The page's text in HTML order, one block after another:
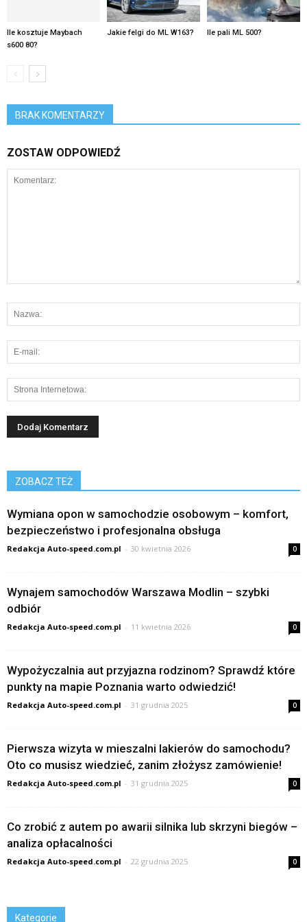
Ile kosztuje Maybach
s600 80?
Jakie felgi do ML W163? Ile pali ML 500?
BRAK KOMENTARZY
ZOSTAW ODPOWIEDŹ
ZOBACZ TEŻ
Wymiana opon w samochodzie osobowym – komfort,
bezpieczeństwo i profesjonalna obsługa
Redakcja Auto-speed.com.pl - 30 kwietnia 2026 0
Wynajem samochodów Warszawa Modlin – szybki
odbiór
Redakcja Auto-speed.com.pl - 11 kwietnia 2026 0
Wypożyczalnia aut przyjazna rodzinom? Sprawdź które
punkty na mapie Poznania warto odwiedzić!
Redakcja Auto-speed.com.pl - 31 grudnia 2025 0
Pierwsza wizyta w mieszalni lakierów do samochodu?
Oto co musisz wiedzieć, zanim złożysz zamówienie!
Redakcja Auto-speed.com.pl - 31 grudnia 2025 0
Co zrobić z autem po awarii silnika lub skrzyni biegów –
analiza opłacalności
Redakcja Auto-speed.com.pl - 22 grudnia 2025 0
Kategorie